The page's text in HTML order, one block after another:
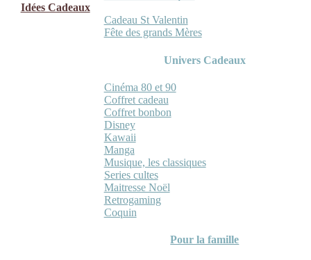
Idées Cadeaux
Cadeau St Valentin
Fête des grands Mères
Univers Cadeaux
Cinéma 80 et 90
Coffret cadeau
Coffret bonbon
Disney
Kawaii
Manga
Musique, les classiques
Series cultes
Maitresse Noël
Retrogaming
Coquin
Pour la famille